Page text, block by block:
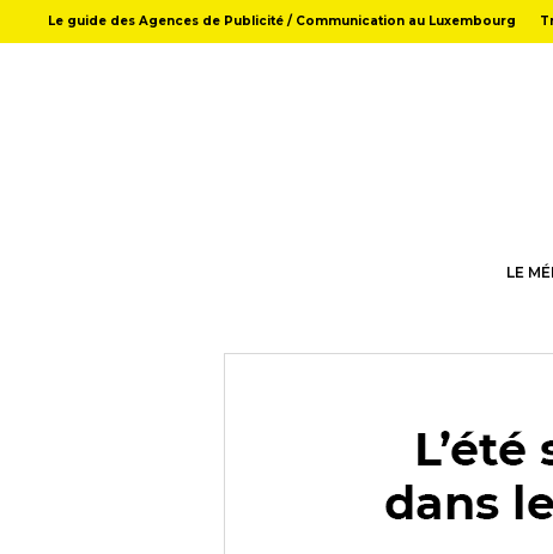
Le guide des Agences de Publicité / Communication au Luxembourg
LE